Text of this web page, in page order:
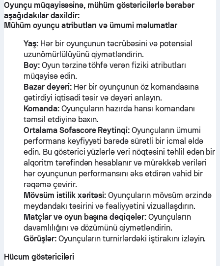
Oyunçu müqayisəsinə, mühüm göstəricilərlə bərabər
aşağıdakılar daxildir:
Mühüm oyunçu atributları və ümumi məlumatlar
Yaş:Hər bir oyunçunun təcrübəsini və potensial
uzunömürlülüyünü qiymətləndirin.
Boy:Oyun tərzinə töhfə verən fiziki atributları
müqayisə edin.
Bazar dəyəri:Hər bir oyunçunun öz komandasına
gətirdiyi iqtisadi təsir və dəyəri anlayın.
Komanda:Oyunçuların hazırda hansı komandanı
təmsil etdiyinə baxın.
Ortalama Sofascore Reytinqi: Oyunçuların ümumi
performans keyfiyyəti barədə sürətli bir icmal əldə
edin. Bu göstərici yüzlərlə veri nöqtəsini təhlil edən bir
alqoritm tərəfindən hesablanır və mürəkkəb veriləri
hər oyunçunun performansını əks etdirən vahid bir
rəqəmə çevirir.
Mövsüm istilik xəritəsi: Oyunçuların mövsüm ərzində
meydandakı təsirini və fəaliyyətini vizuallaşdırın.
Matçlar və oyun başına dəqiqələr: Oyunçuların
davamlılığını və dözümünü qiymətləndirin.
Görüşlər:Oyunçuların turnirlərdəki iştirakını izləyin.
Hücum göstəriciləri